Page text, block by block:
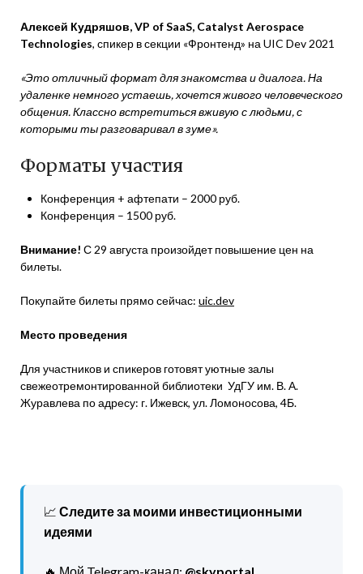
Алексей Кудряшов, VP of SaaS, Catalyst Aerospace
Technologies, спикер в секции «Фронтенд» на UIC Dev 2021
«Это отличный формат для знакомства и диалога. На
удаленке немного устаешь, хочется живого человеческого
общения. Классно встретиться вживую с людьми, с
которыми ты разговаривал в зуме».
Форматы участия
Конференция + афтепати – 2000 руб.
Конференция – 1500 руб.
Внимание! С 29 августа произойдет повышение цен на
билеты.
Покупайте билеты прямо сейчас: uic.dev
Место проведения
Для участников и спикеров готовят уютные залы
свежеотремонтированной библиотеки УдГУ им. В. А.
Журавлева по адресу: г. Ижевск, ул. Ломоносова, 4Б.
📈 Следите за моими инвестиционными
идеями